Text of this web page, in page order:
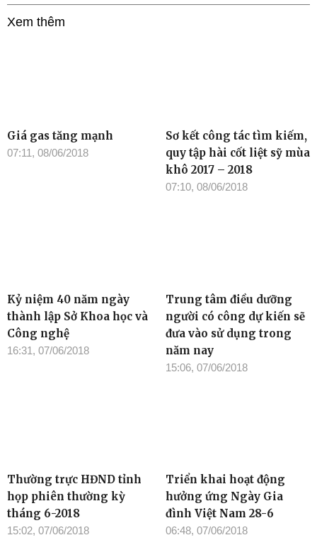
Xem thêm
Giá gas tăng mạnh
07:11, 08/06/2018
Sơ kết công tác tìm kiếm,
quy tập hài cốt liệt sỹ mùa
khô 2017 – 2018
07:10, 08/06/2018
Kỷ niệm 40 năm ngày
thành lập Sở Khoa học và
Công nghệ
16:31, 07/06/2018
Trung tâm điều dưỡng
người có công dự kiến sẽ
đưa vào sử dụng trong
năm nay
15:06, 07/06/2018
Thường trực HĐND tỉnh
họp phiên thường kỳ
tháng 6-2018
15:02, 07/06/2018
Triển khai hoạt động
hưởng ứng Ngày Gia
đình Việt Nam 28-6
06:48, 07/06/2018